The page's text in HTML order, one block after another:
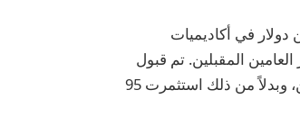
شركة آبل حلاً وسطًا، تستثمر فيه ما يعادل 109 ملايين دولار في أكاديميات
التصنيع على مدار العامين المقبلين. تم قبول
ذلك، لكن الحكومة قالت إن شركة Apple فشلت في تحقيق إنفاق المطورين، وبدلاً من ذلك استثمرت 95